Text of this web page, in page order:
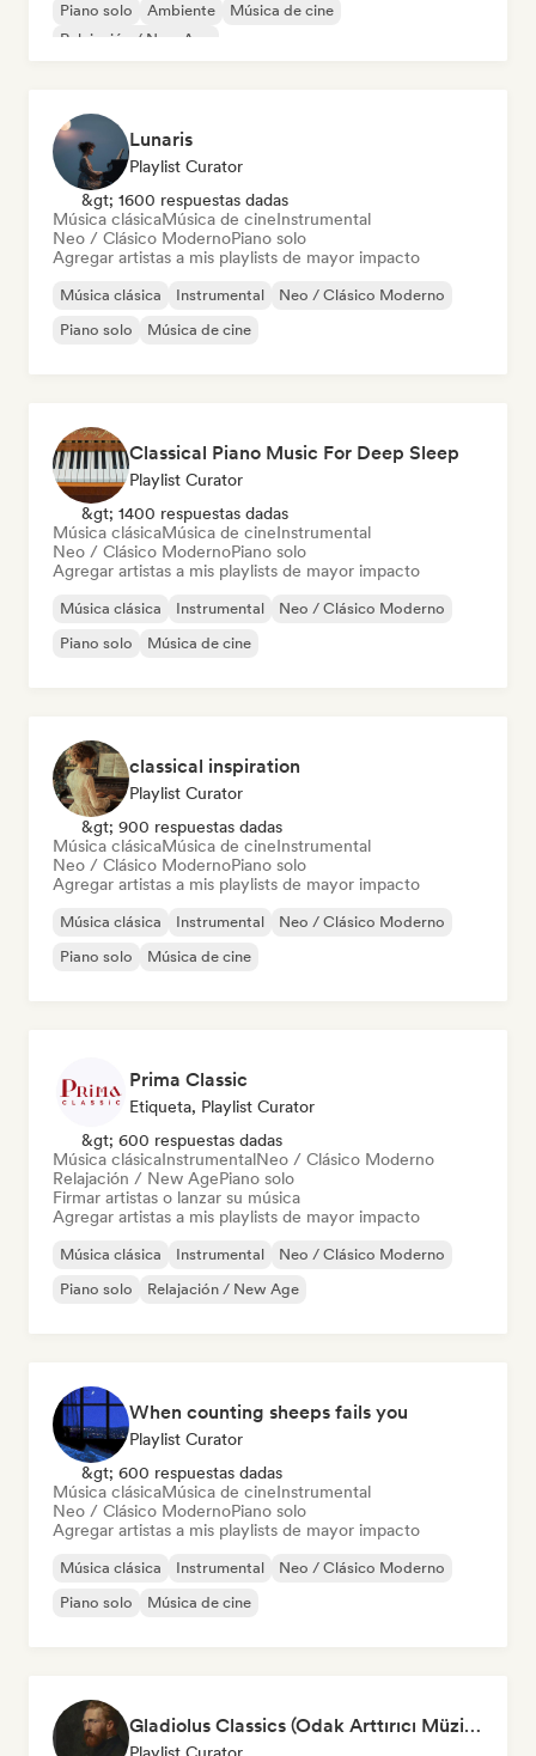
Piano solo
Ambiente
Música de cine
Relajación / New Age
Lunaris
Playlist Curator
&gt; 1600 respuestas dadas
Música clásicaMúsica de cineInstrumental
Neo / Clásico ModernoPiano solo
Agregar artistas a mis playlists de mayor impacto
Música clásica Instrumental
Neo / Clásico Moderno
Piano solo
Música de cine
Classical Piano Music For Deep Sleep
Playlist Curator
&gt; 1400 respuestas dadas
Música clásicaMúsica de cineInstrumental
Neo / Clásico ModernoPiano solo
Agregar artistas a mis playlists de mayor impacto
Música clásica Instrumental
Neo / Clásico Moderno
Piano solo
Música de cine
classical inspiration
Playlist Curator
&gt; 900 respuestas dadas
Música clásicaMúsica de cineInstrumental
Neo / Clásico ModernoPiano solo
Agregar artistas a mis playlists de mayor impacto
Música clásica Instrumental
Neo / Clásico Moderno
Piano solo
Música de cine
Prima Classic
Etiqueta, Playlist Curator
&gt; 600 respuestas dadas
Música clásicaInstrumentalNeo / Clásico Moderno
Relajación / New AgePiano solo
Firmar artistas o lanzar su música
Agregar artistas a mis playlists de mayor impacto
Música clásica Instrumental
Neo / Clásico Moderno
Piano solo
Relajación / New Age
When counting sheeps fails you
Playlist Curator
&gt; 600 respuestas dadas
Música clásicaMúsica de cineInstrumental
Neo / Clásico ModernoPiano solo
Agregar artistas a mis playlists de mayor impacto
Música clásica Instrumental
Neo / Clásico Moderno
Piano solo
Música de cine
Gladiolus Classics (Odak Arttırıcı Müzikler)